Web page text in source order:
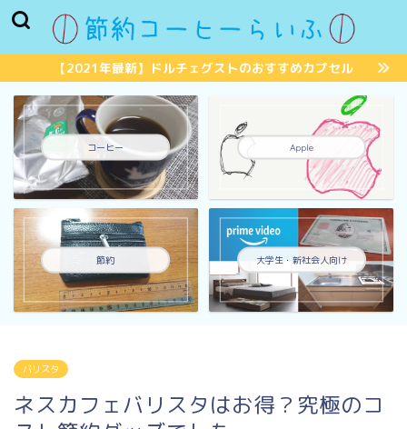
【2021年最新】ドルチェグストのおすすめカプセル
コーヒー Apple
節約 大学生・新社会人向け
バリスタ
ネスカフェバリスタはお得？究極のコ